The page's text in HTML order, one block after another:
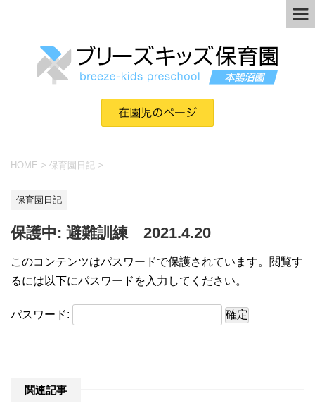
HOME > 保育園日記 >
保育園日記
保護中: 避難訓練 2021.4.20
このコンテンツはパスワードで保護されています。閲覧す
るには以下にパスワードを入力してください。
パスワード:
関連記事